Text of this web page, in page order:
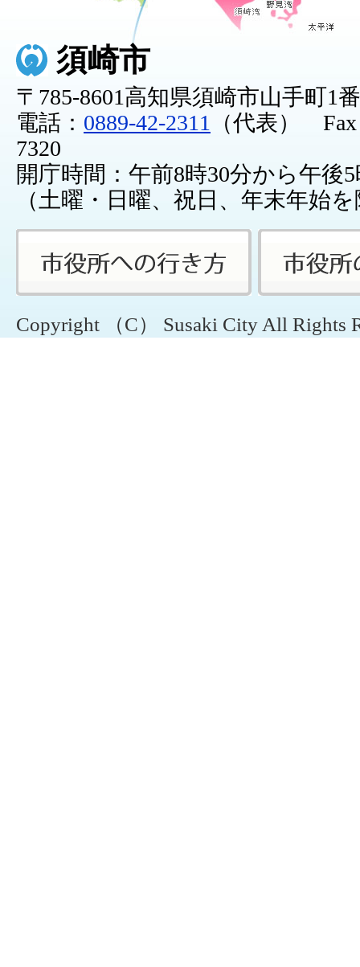
須崎市
〒785-8601高知県須崎市山手町1
電話： 0889-42-2311
（代表） Fax
7320
開庁時間：午前8時30分から午後
（土曜・日曜、祝日、年末年始
Copyright （C） Susaki City All Rights